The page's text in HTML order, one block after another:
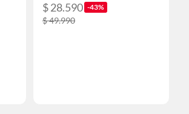
$ 28.590 -43%
$ 49.990